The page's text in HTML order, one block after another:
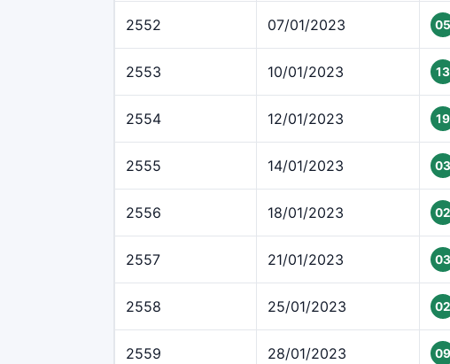
2552 07/01/2023 05
2553 10/01/2023 13
2554 12/01/2023 19
2555 14/01/2023 03
2556 18/01/2023 02
2557 21/01/2023 03
2558 25/01/2023 02
2559 28/01/2023 09